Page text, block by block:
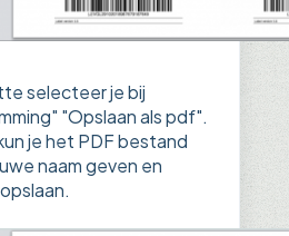
selecteer je bij
"Opslaan als pdf".
je het PDF bestand
naam geven en